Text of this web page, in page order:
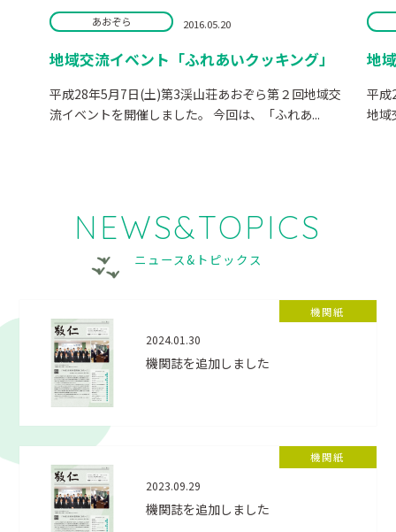
あおぞら 2016.05.20
地域交流イベント「ふれあいクッキング」
平成28年5月7日(土)第3渓山荘あおぞら第２回地域交
流イベントを開催しました。 今回は、「ふれあ...
地
平成
地域
NEWS&TOPICS
ニュース&トピックス
機関紙
2024.01.30
機関誌を追加しました
機関紙
2023.09.29
機関誌を追加しました